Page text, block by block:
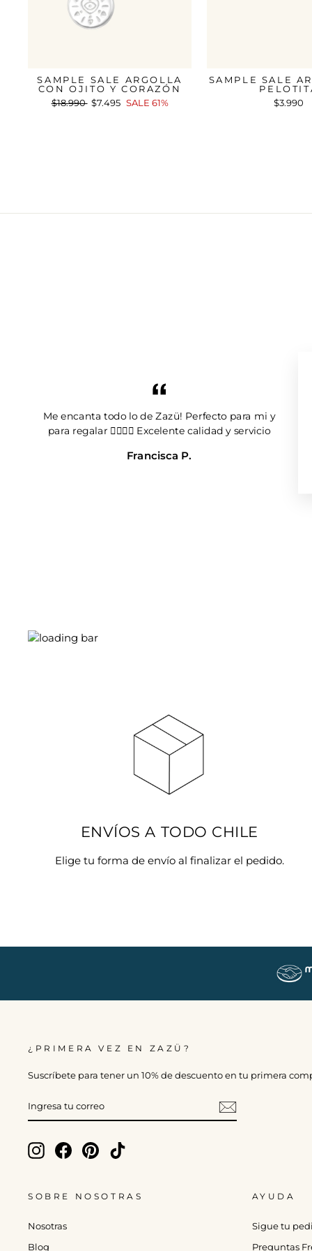
SAMPLE SALE ARGOLLA
CON OJITO Y CORAZÓN
Precio
$18.990 Precio
$7.495 SALE 61%
SAMPLE SALE
$3.990
Me encanta todo lo de Zazü! Perfecto para mi y
para regalar 👌🏼👌🏼 Excelente calidad y servicio
Francisca P.
ENVÍOS A TODO CHILE
Elige tu forma de envío al finalizar el pedido.
¿PRIMERA VEZ EN ZAZÜ?
Suscríbete para tener un 10% de descuento en tu primera
TU
CORREO
InstagramFacebookPinterest
SOBRE NOSOTRAS
Nosotras
Blog
AYUDA
Sigue tu
Preguntas